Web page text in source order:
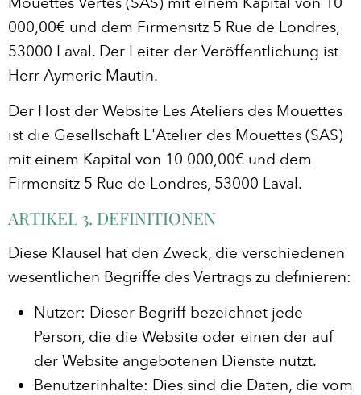
000,00€ und dem Firmensitz 5 Rue de Londres,
53000 Laval. Der Leiter der Veröffentlichung ist
Herr Aymeric Mautin.
Der Host der Website Les Ateliers des Mouettes
ist die Gesellschaft L'Atelier des Mouettes (SAS)
mit einem Kapital von 10 000,00€ und dem
Firmensitz 5 Rue de Londres, 53000 Laval.
ARTIKEL 3. DEFINITIONEN
Diese Klausel hat den Zweck, die verschiedenen
wesentlichen Begriffe des Vertrags zu definieren:
Nutzer: Dieser Begriff bezeichnet jede
Person, die die Website oder einen der auf
der Website angebotenen Dienste nutzt.
Benutzerinhalte: Dies sind die Daten, die vom